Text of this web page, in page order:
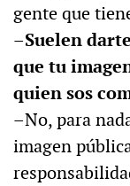
gente que
–Suelen
que tu
quien sos
–No, para
imagen